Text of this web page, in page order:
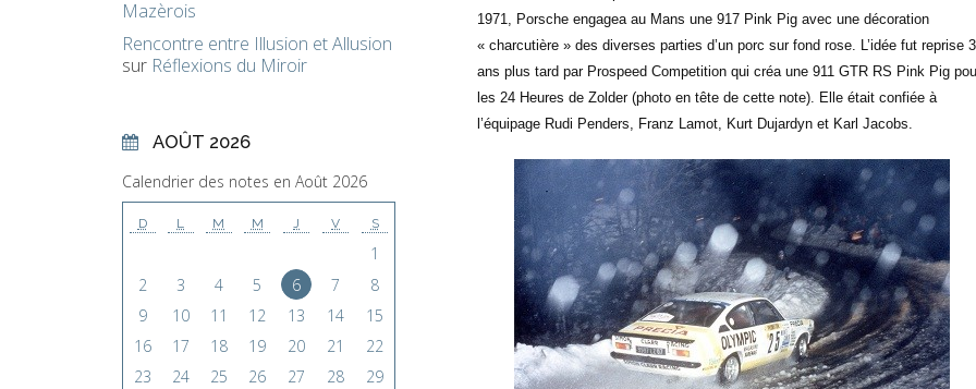
Mazèrois
Rencontre entre Illusion et Allusion
sur Réflexions du Miroir
AOÛT 2026
Calendrier des notes en Août 2026
D L M M J V S
1
2
3 4 5 6 7
8
9
10 11 12 13 14
15
16
17 18 19 20 21
22
23
24 25 26 27 28
29
1971, Porsche engagea au Mans une 917 Pink Pig avec une décoration
« charcutière » des diverses parties d’un porc sur fond rose. L’idée fut reprise
ans plus tard par Prospeed Competition qui créa une 911 GTR RS Pink Pig
les 24 Heures de Zolder (photo en tête de cette note). Elle était confiée à
l’équipage Rudi Penders, Franz Lamot, Kurt Dujardyn et Karl Jacobs.